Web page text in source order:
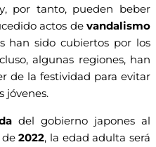
por tanto, pueden beber
actos de vandalismo
han sido cubiertos por los
algunas regiones, han
de la festividad para evitar
jóvenes.
del gobierno japones al
de2022, la edad adulta será